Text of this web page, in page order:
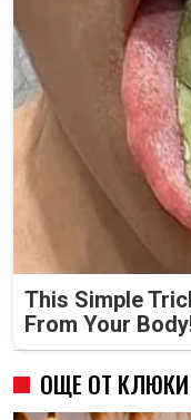
This Simple
From Your
ОЩЕ ОТ КЛЮКИ